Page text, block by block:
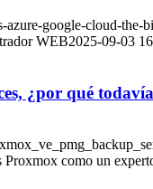
google-cloud-the-
WEB2025-09-03
¿por qué
Proxmox como un